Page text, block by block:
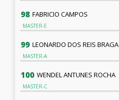
98 FABRICIO CAMPOS
MASTER-E
99 LEONARDO DOS REIS BRAGA
MASTER-A
100 WENDEL ANTUNES ROCHA
MASTER-C